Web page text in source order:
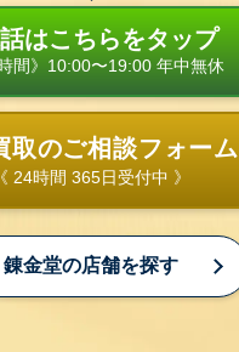
はこちらをタップ
時間》10:00〜19:00 年中無休
取のご相談フォーム
《 24時間 365日受付中 》
錬金堂の店舗を探す